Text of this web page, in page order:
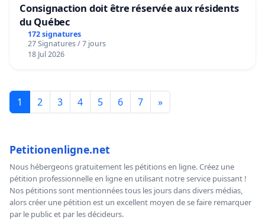
Consignaction doit être réservée aux résidents
du Québec
172 signatures
27 Signatures / 7 jours
18 Jul 2026
1 2 3 4 5 6 7 »
Petitionenligne.net
Nous hébergeons gratuitement les pétitions en ligne. Créez une
pétition professionnelle en ligne en utilisant notre service puissant !
Nos pétitions sont mentionnées tous les jours dans divers médias,
alors créer une pétition est un excellent moyen de se faire remarquer
par le public et par les décideurs.